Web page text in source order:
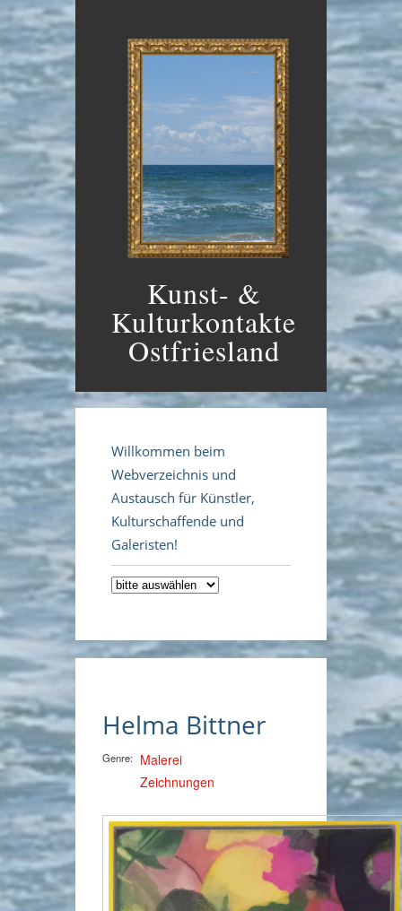
Kunst- &
Kulturkontakte
Ostfriesland
Willkommen beim
Webverzeichnis und
Austausch für Künstler,
Kulturschaffende und
Galeristen!
Helma Bittner
Genre: Malerei
Zeichnungen